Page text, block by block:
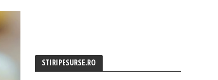
STIRIPESURSE.RO